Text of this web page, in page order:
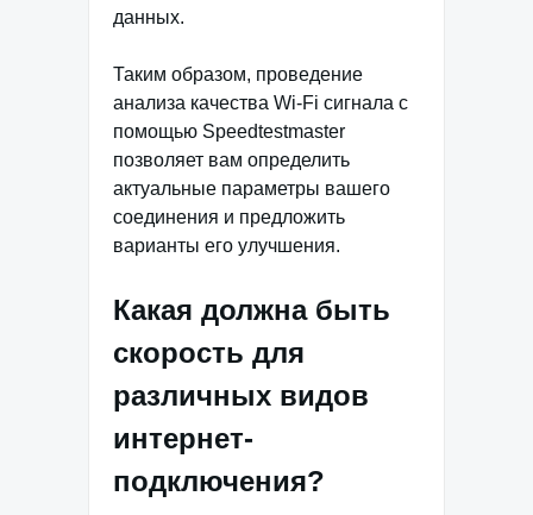
данных.
Таким образом, проведение
анализа качества Wi-Fi сигнала с
помощью Speedtestmaster
позволяет вам определить
актуальные параметры вашего
соединения и предложить
варианты его улучшения.
Какая должна быть
скорость для
различных видов
интернет-
подключения?